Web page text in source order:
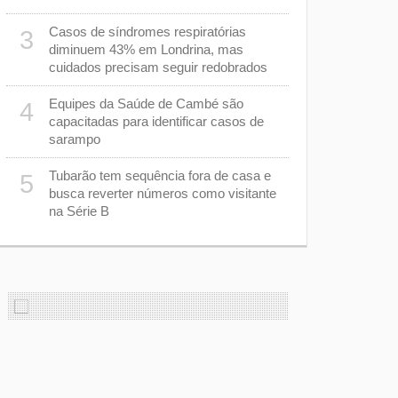
3
Casos de síndromes respiratórias
diminuem 43% em Londrina, mas
cuidados precisam seguir redobrados
4
Equipes da Saúde de Cambé são
capacitadas para identificar casos de
sarampo
5
Tubarão tem sequência fora de casa e
busca reverter números como visitante
na Série B